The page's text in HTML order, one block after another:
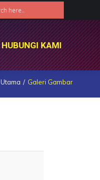
HUBUNGI KAMI
Utama Galeri Gambar
HUBUNGI KAMI